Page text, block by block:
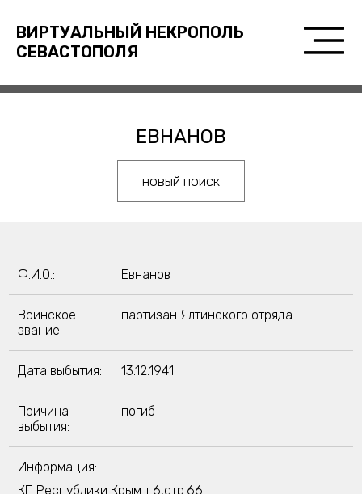
ВИРТУАЛЬНЫЙ НЕКРОПОЛЬ
СЕВАСТОПОЛЯ
ЕВНАНОВ
новый поиск
Ф.И.О.: Евнанов
Воинское
звание:
партизан Ялтинского отряда
Дата выбытия: 13.12.1941
Причина
выбытия:
погиб
Информация:
КП Республики Крым т.6,стр.66